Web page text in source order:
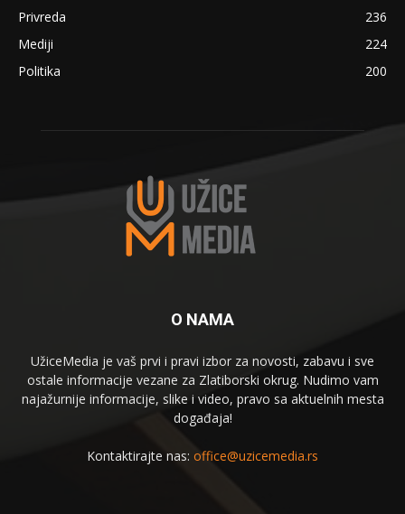
Privreda
236
Mediji
224
Politika
200
O NAMA
UžiceMedia je vaš prvi i pravi izbor za novosti, zabavu i sve
ostale informacije vezane za Zlatiborski okrug. Nudimo vam
najažurnije informacije, slike i video, pravo sa aktuelnih mesta
događaja!
Kontaktirajte nas: office@uzicemedia.rs